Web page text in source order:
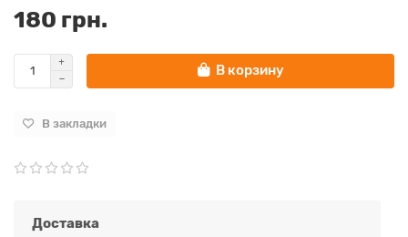
180 грн.
В корзину
В закладки
Доставка